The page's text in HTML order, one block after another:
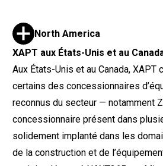
North America
XAPT aux États-Unis et au
Aux États-Unis et au Canada, XAPT
certains des concessionnaires
reconnus du secteur — notamment
concessionnaire présent dans
solidement implanté dans les
de la construction et de